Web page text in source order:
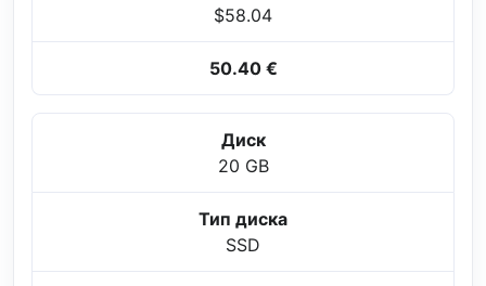
$58.04
50.40 €
Диск
20 GB
Тип диска
SSD